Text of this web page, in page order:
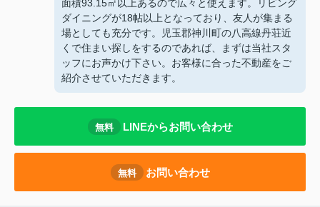
面積93.15㎡以上あるので広々と使えます。リビング
ダイニングが18帖以上となっており、友人が集まる
場としても充分です。児玉郡神川町の八高線丹荘近
くで住まい探しをするのであれば、まずは当社スタ
ッフにお声かけ下さい。お客様に合った不動産をご
紹介させていただきます。
無料 LINEからお問い合わせ
無料 お問い合わせ